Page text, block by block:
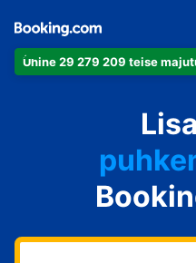
Ühine 29 279 209 teise